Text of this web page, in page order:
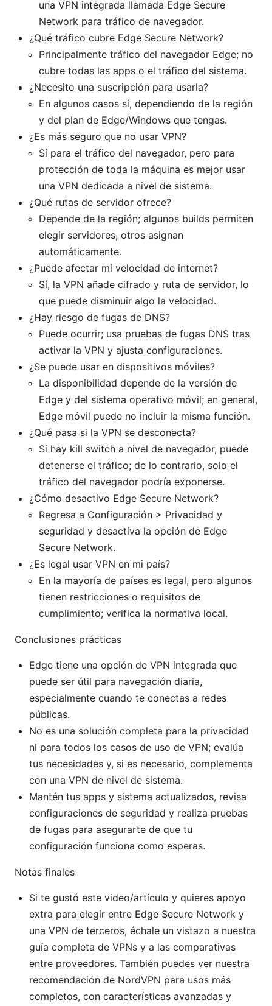
una VPN integrada llamada Edge Secure
Network para tráfico de navegador.
¿Qué tráfico cubre Edge Secure Network?
Principalmente tráfico del navegador Edge; no
cubre todas las apps o el tráfico del sistema.
¿Necesito una suscripción para usarla?
En algunos casos sí, dependiendo de la región
y del plan de Edge/Windows que tengas.
¿Es más seguro que no usar VPN?
Sí para el tráfico del navegador, pero para
protección de toda la máquina es mejor usar
una VPN dedicada a nivel de sistema.
¿Qué rutas de servidor ofrece?
Depende de la región; algunos builds permiten
elegir servidores, otros asignan
automáticamente.
¿Puede afectar mi velocidad de internet?
Sí, la VPN añade cifrado y ruta de servidor, lo
que puede disminuir algo la velocidad.
¿Hay riesgo de fugas de DNS?
Puede ocurrir; usa pruebas de fugas DNS tras
activar la VPN y ajusta configuraciones.
¿Se puede usar en dispositivos móviles?
La disponibilidad depende de la versión de
Edge y del sistema operativo móvil; en general,
Edge móvil puede no incluir la misma función.
¿Qué pasa si la VPN se desconecta?
Si hay kill switch a nivel de navegador, puede
detenerse el tráfico; de lo contrario, solo el
tráfico del navegador podría exponerse.
¿Cómo desactivo Edge Secure Network?
Regresa a Configuración > Privacidad y
seguridad y desactiva la opción de Edge
Secure Network.
¿Es legal usar VPN en mi país?
En la mayoría de países es legal, pero algunos
tienen restricciones o requisitos de
cumplimiento; verifica la normativa local.
Conclusiones prácticas
Edge tiene una opción de VPN integrada que
puede ser útil para navegación diaria,
especialmente cuando te conectas a redes
públicas.
No es una solución completa para la privacidad
ni para todos los casos de uso de VPN; evalúa
tus necesidades y, si es necesario, complementa
con una VPN de nivel de sistema.
Mantén tus apps y sistema actualizados, revisa
configuraciones de seguridad y realiza pruebas
de fugas para asegurarte de que tu
configuración funciona como esperas.
Notas finales
Si te gustó este video/artículo y quieres apoyo
extra para elegir entre Edge Secure Network y
una VPN de terceros, échale un vistazo a nuestra
guía completa de VPNs y a las comparativas
entre proveedores. También puedes ver nuestra
recomendación de NordVPN para usos más
completos, con características avanzadas y